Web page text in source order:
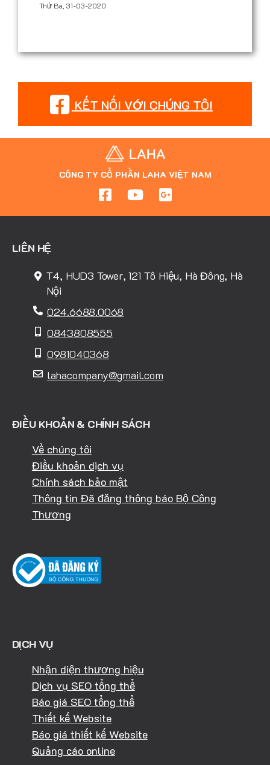
Thứ Ba, 31-03-2020
KẾT NỐI VỚI CHÚNG TÔI
CÔNG TY CỔ PHẦN LAHA VIỆT NAM
LIÊN HỆ
T4, HUD3 Tower, 121 Tô Hiệu, Hà Đông, Hà
Nội
024.6688.0068
0843808555
0981040368
lahacompany@gmail.com
ĐIỀU KHOẢN & CHÍNH SÁCH
Về chúng tôi
Điều khoản dịch vụ
Chính sách bảo mật
Thông tin Đã đăng thông báo Bộ Công
Thương
DỊCH VỤ
Nhận diện thương hiệu
Dịch vụ SEO tổng thể
Báo giá SEO tổng thể
Thiết kế Website
Báo giá thiết kế Website
Quảng cáo online